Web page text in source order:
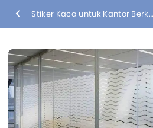
Stiker Kaca untuk Kantor Berkualitas di BiG Interior Surabaya